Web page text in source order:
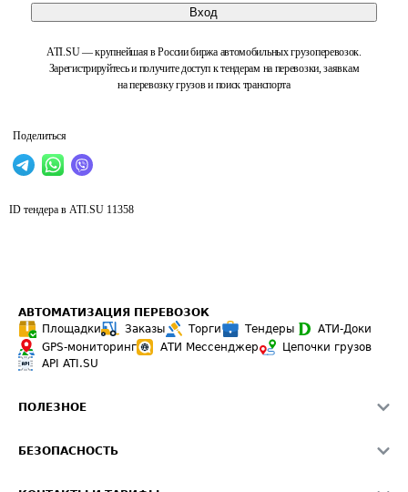
Вход
ATI.SU — крупнейшая в России биржа автомобильных грузоперевозок.
Зарегистрируйтесь и получите доступ к тендерам на перевозки, заявкам
на перевозку грузов и поиск транспорта
Поделиться
ID тендера в ATI.SU 11358
АВТОМАТИЗАЦИЯ ПЕРЕВОЗОК
Площадки
Заказы Торги Тендеры
АТИ-Доки
GPS-мониторинг
АТИ Мессенджер
Цепочки грузов
API ATI.SU
ПОЛЕЗНОЕ
Звезды ATI.SU на вашем сайте
БЕЗОПАСНОСТЬ